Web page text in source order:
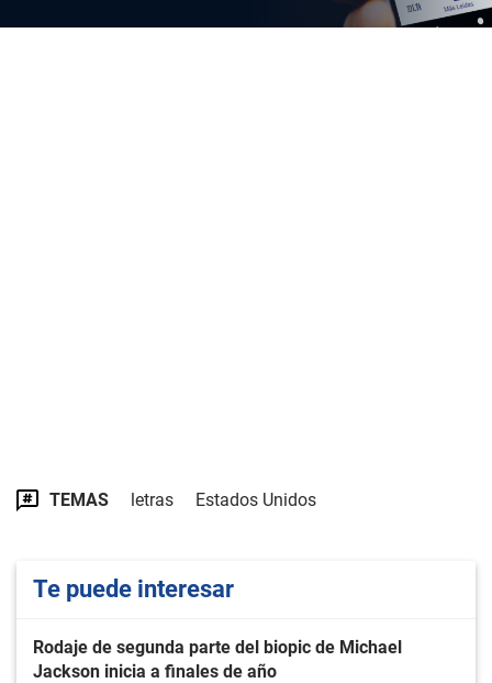
TEMAS letras Estados Unidos
Te puede interesar
Rodaje de segunda parte del biopic de Michael
Jackson inicia a finales de año